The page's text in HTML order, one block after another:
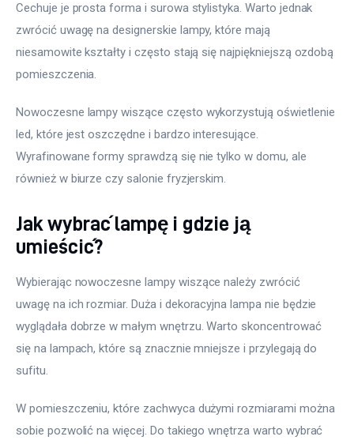
Cechuje je prosta forma i surowa stylistyka. Warto jednak
zwrócić uwagę na designerskie lampy, które mają
niesamowite kształty i często stają się najpiękniejszą ozdobą
pomieszczenia.
Nowoczesne lampy wiszące często wykorzystują oświetlenie
led, które jest oszczędne i bardzo interesujące.
Wyrafinowane formy sprawdzą się nie tylko w domu, ale
również w biurze czy salonie fryzjerskim.
Jak wybrać lampę i gdzie ją
umieścić?
Wybierając nowoczesne lampy wiszące należy zwrócić
uwagę na ich rozmiar. Duża i dekoracyjna lampa nie będzie
wyglądała dobrze w małym wnętrzu. Warto skoncentrować
się na lampach, które są znacznie mniejsze i przylegają do
sufitu.
W pomieszczeniu, które zachwyca dużymi rozmiarami można
sobie pozwolić na więcej. Do takiego wnętrza warto wybrać